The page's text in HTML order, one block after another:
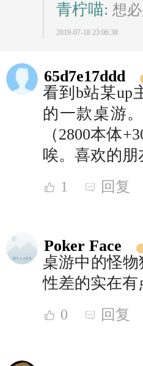
青柠喵: 想
2019-07-18 23:06:38
65d7e17ddd
看到b站某up
的一款桌游
（2800本体
唉。喜欢的
1 回复
Poker Face
桌游中的怪
性差的实在有
0 回复